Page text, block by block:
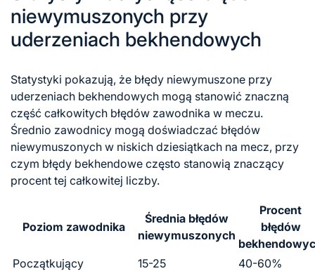
niewymuszonych przy
uderzeniach bekhendowych
Statystyki pokazują, że błędy niewymuszone przy
uderzeniach bekhendowych mogą stanowić znaczną
część całkowitych błędów zawodnika w meczu.
Średnio zawodnicy mogą doświadczać błędów
niewymuszonych w niskich dziesiątkach na mecz, przy
czym błędy bekhendowe często stanowią znaczący
procent tej całkowitej liczby.
Poziom zawodnika
Średnia błędów
niewymuszonych
Procent
błędów
Początkujący
15-25
40-60%